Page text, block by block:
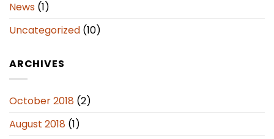
News (1)
Uncategorized (10)
ARCHIVES
October 2018 (2)
August 2018 (1)